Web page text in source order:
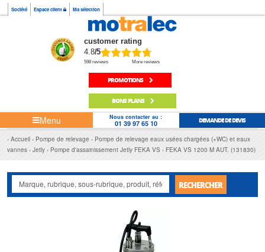
Société Espace client Ma sélection
customer rating
4.8/5
598 reviews More reviews
PROMOTIONS
BONS PLANS
Menu Nous contacter au :
01 39 97 65 10 DEMANDE DE DEVIS
Accueil Pompe de relevage
Pompe de relevage eaux usées chargées (+WC) et eaux
vannes
Jetly Pompe d'assainissement Jetly FEKA VS FEKA VS 1200 M AUT. (131830)
RECHERCHER